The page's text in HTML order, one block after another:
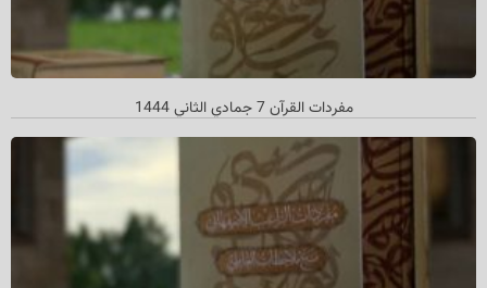
مفردات القرآن 7 جمادي الثاني 1444